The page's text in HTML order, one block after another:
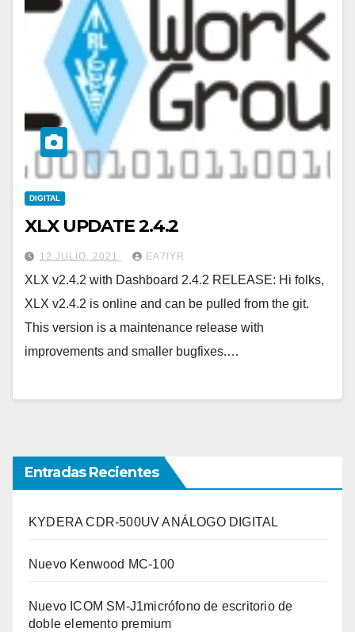
DIGITAL
XLX UPDATE 2.4.2
12 JULIO, 2021 EA7IYR
XLX v2.4.2 with Dashboard 2.4.2 RELEASE: Hi folks,
XLX v2.4.2 is online and can be pulled from the git.
This version is a maintenance release with
improvements and smaller bugfixes.…
Entradas Recientes
KYDERA CDR-500UV ANÁLOGO DIGITAL
Nuevo Kenwood MC-100
Nuevo ICOM SM-J1micrófono de escritorio de
doble elemento premium